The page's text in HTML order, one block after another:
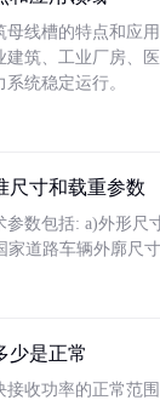
母线槽的特点和应
建筑、工业厂房、
统稳定运行。
尺寸和载重参数
参数包括: a)外形尺
家道路车辆外廓尺
少是正常
收功率的正常范